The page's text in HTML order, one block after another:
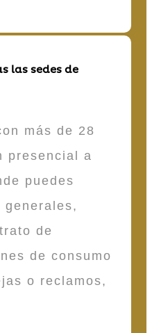
las sedes de
más de 28
presencial a
puedes
de
de consumo
o reclamos,